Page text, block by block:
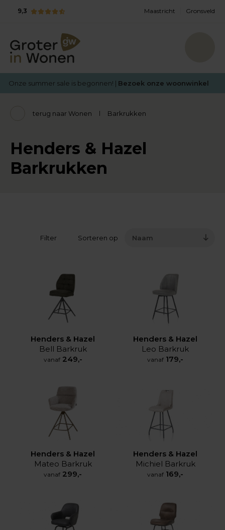
9,3 Maastricht Gronsveld
Onze summer sale is begonnen! | Bezoek onze woonwinkel
terug naar Wonen Barkrukken
Henders & Hazel
Barkrukken
Filter Sorteren op Naam
Henders & Hazel
Bell Barkruk
vanaf 249,-
Henders & Hazel
Leo Barkruk
vanaf 179,-
Henders & Hazel
Mateo Barkruk
vanaf 299,-
Henders & Hazel
Michiel Barkruk
vanaf 169,-